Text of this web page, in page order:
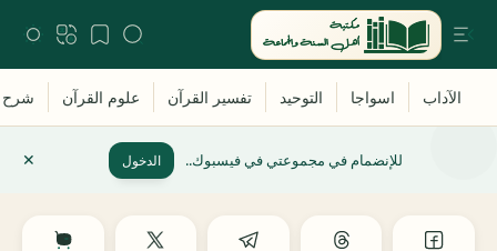
للإنضمام في مجموعتي في فيسبوك.. الدخول